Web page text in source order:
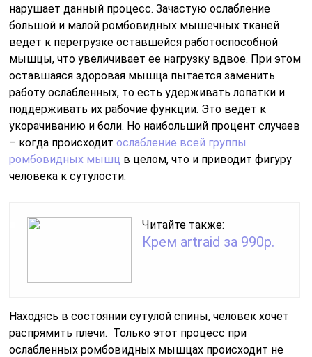
нарушает данный процесс. Зачастую ослабление
большой и малой ромбовидных мышечных тканей
ведет к перегрузке оставшейся работоспособной
мышцы, что увеличивает ее нагрузку вдвое. При этом
оставшаяся здоровая мышца пытается заменить
работу ослабленных, то есть удерживать лопатки и
поддерживать их рабочие функции. Это ведет к
укорачиванию и боли. Но наибольший процент случаев
– когда происходитослабление всей группы
ромбовидных мышц в целом, что и приводит фигуру
человека к сутулости.
Читайте также:
Крем artraid за 990р.
Находясь в состоянии сутулой спины, человек хочет
распрямить плечи. Только этот процесс при
ослабленных ромбовидных мышцах происходит не